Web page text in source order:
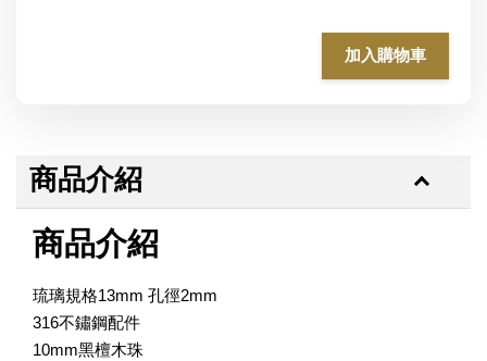
加入購物車
商品介紹
商品介紹
琉璃規格13mm 孔徑2mm
316不鏽鋼配件
10mm黑檀木珠